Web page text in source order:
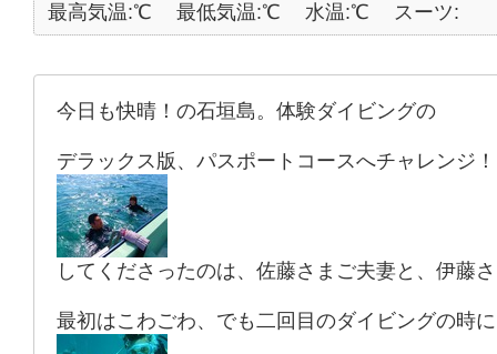
最高気温:℃
最低気温:℃ 水温:℃ スーツ:
今日も快晴！の石垣島。体験ダイビングの
デラックス版、パスポートコースへチャレンジ！
してくださったのは、佐藤さまご夫妻と、伊藤
最初はこわごわ、でも二回目のダイビングの時